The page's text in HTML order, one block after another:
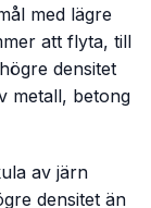
med lägre
att flyta, till
densitet
metall, betong
av järn
densitet än